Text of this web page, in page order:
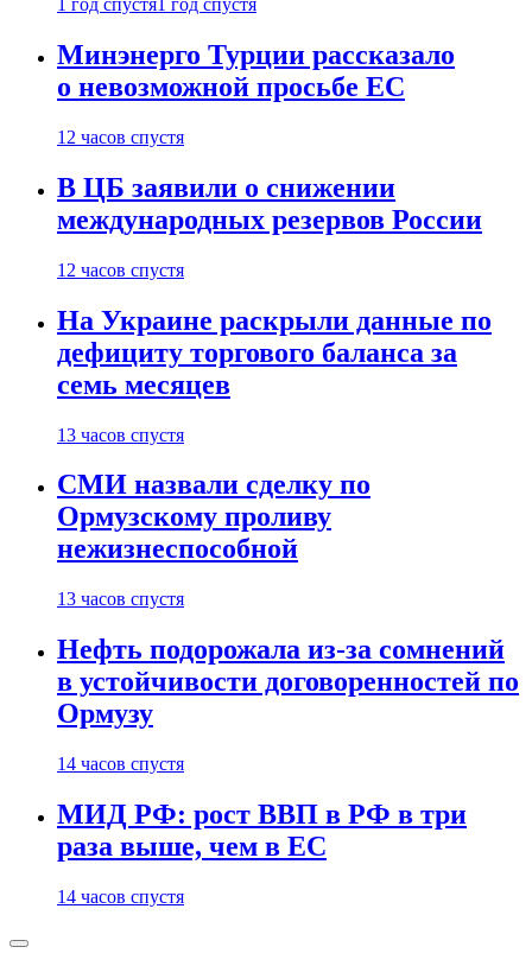
1 год спустя 1 год спустя
Минэнерго Турции рассказало
о невозможной просьбе ЕС
12 часов спустя
В ЦБ заявили о снижении
международных резервов России
12 часов спустя
На Украине раскрыли данные по
дефициту торгового баланса за
семь месяцев
13 часов спустя
СМИ назвали сделку по
Ормузскому проливу
нежизнеспособной
13 часов спустя
Нефть подорожала из-за сомнений
в устойчивости договоренностей по
Ормузу
14 часов спустя
МИД РФ: рост ВВП в РФ в три
раза выше, чем в ЕС
14 часов спустя